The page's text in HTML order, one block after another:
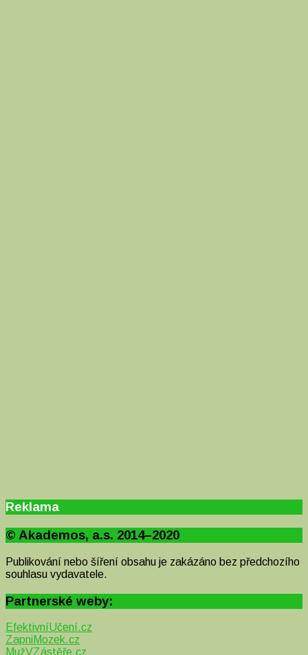
Reklama
© Akademos, a.s. 2014–2020
Publikování nebo šíření obsahu je zakázáno bez předchozího
souhlasu vydavatele.
Partnerské weby:
EfektivníUčení.cz
ZapniMozek.cz
MužVZástěře.cz